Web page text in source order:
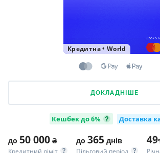
Кредитна• World
ДОКЛАДНІШЕ
Кешбек до 6% Доставка
до 50 000 ₴
Кредитний ліміт
до 365 днів
Пільговий період
49